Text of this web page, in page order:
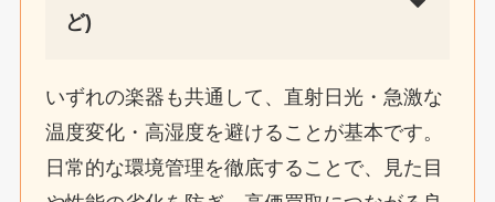
ど)
いずれの楽器も共通して、直射日光・急激な
温度変化・高湿度を避けることが基本です。
日常的な環境管理を徹底することで、見た目